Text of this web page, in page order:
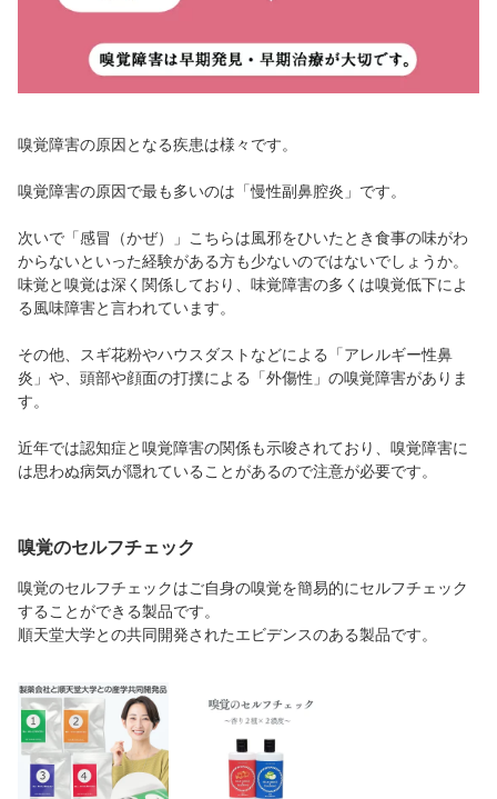
嗅覚障害の原因となる疾患は様々です。
嗅覚障害の原因で最も多いのは「慢性副鼻腔炎」です。
次いで「感冒（かぜ）」こちらは風邪をひいたとき食事の味がわ
からないといった経験がある方も少ないのではないでしょうか。
味覚と嗅覚は深く関係しており、味覚障害の多くは嗅覚低下によ
る風味障害と言われています。
その他、スギ花粉やハウスダストなどによる「アレルギー性鼻
炎」や、頭部や顔面の打撲による「外傷性」の嗅覚障害がありま
す。
近年では認知症と嗅覚障害の関係も示唆されており、嗅覚障害に
は思わぬ病気が隠れていることがあるので注意が必要です。
嗅覚のセルフチェック
嗅覚のセルフチェックはご自身の嗅覚を簡易的にセルフチェック
することができる製品です。
順天堂大学との共同開発されたエビデンスのある製品です。